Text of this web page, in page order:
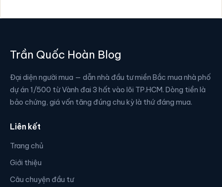
Trần Quốc Hoàn Blog
Đại diện người mua — dẫn nhà đầu tư miền Bắc mua nhà phố
dự án 1/500 từ Vành đai 3 hất vào lõi TP.HCM. Dòng tiền là
bảo chứng, giá vốn tăng đúng chu kỳ là thứ đáng mua.
Liên kết
Trang chủ
Giới thiệu
Câu chuyện đầu tư